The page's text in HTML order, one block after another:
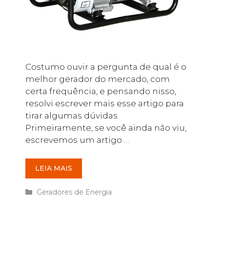
Costumo ouvir a pergunta de qual é o
melhor gerador do mercado, com
certa frequência, e pensando nisso,
resolvi escrever mais esse artigo para
tirar algumas dúvidas.
Primeiramente, se você ainda não viu,
escrevemos um artigo …
LEIA MAIS
Categorias
Geradores de Energia